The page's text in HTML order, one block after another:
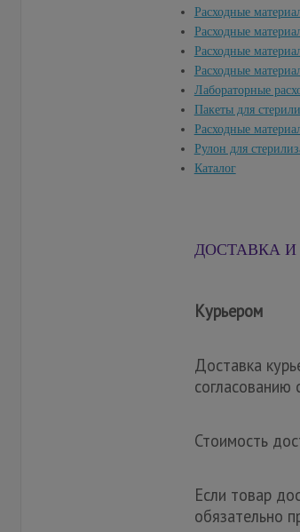
Расходные
Расходные
Расходные
Расходные
Лабораторные
Пакеты для
Расходные
Рулон для
Каталог
ДОСТАВКА И
Курьером
Доставка
согласованию
Стоимость
Если товар
обязательно